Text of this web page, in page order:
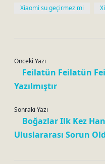
Xiaomi su geçirmez mi
Önceki Yazı
Feilatün Feilatün
Yazılmıştır
Sonraki Yazı
Boğazlar Ilk Kez
Uluslararası Sorun